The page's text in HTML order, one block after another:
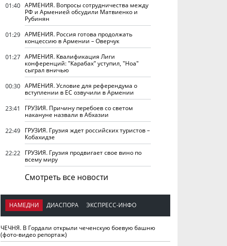
01:40 АРМЕНИЯ. Вопросы сотрудничества между
РФ и Арменией обсудили Матвиенко и
Рубинян
01:29 АРМЕНИЯ. Россия готова продолжать
концессию в Армении – Оверчук
01:27 АРМЕНИЯ. Квалификация Лиги
конференций: "Карабах" уступил, "Ноа"
сыграл вничью
00:30 АРМЕНИЯ. Условие для референдума о
вступлении в ЕС озвучили в Армении
23:41
ГРУЗИЯ. Причину перебоев со светом
накануне назвали в Абхазии
22:49 ГРУЗИЯ. Грузия ждет российских туристов –
Кобахидзе
22:22 ГРУЗИЯ. Грузия продвигает свое вино по
всему миру
Смотреть все новости
НАМЕДНИ ДИАСПОРА ЭКСПРЕСС-ИНФО
ЧЕЧНЯ. В Гордали открыли чеченскую боевую башню
(фото-видео репортаж)